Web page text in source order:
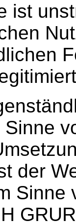
ist
der
Sinne